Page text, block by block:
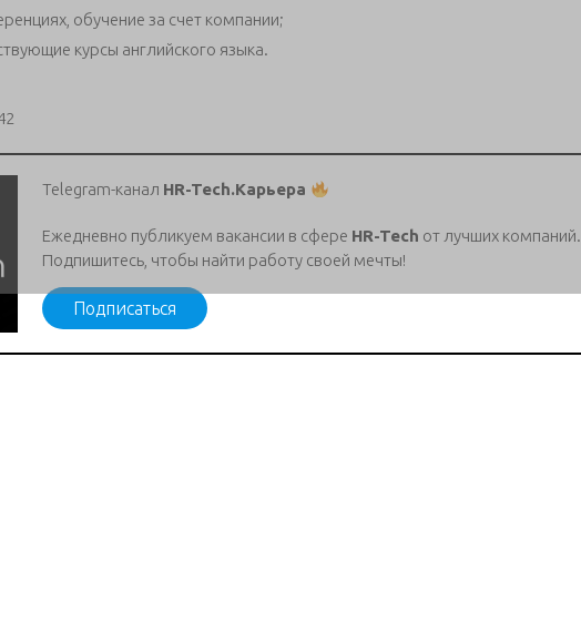
обучение за счет компании;
курсы английского языка.
Telegram-канал HR-Tech.Карьера
Ежедневно публикуем вакансии в сфере HR-Tech от лучших компаний.
Подпишитесь, чтобы найти работу своей мечты!
Подписаться